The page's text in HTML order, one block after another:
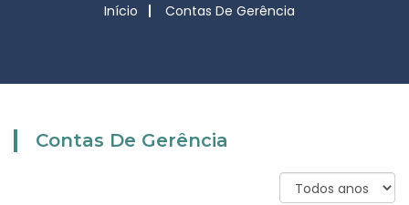
Início Contas De Gerência
Contas De Gerência